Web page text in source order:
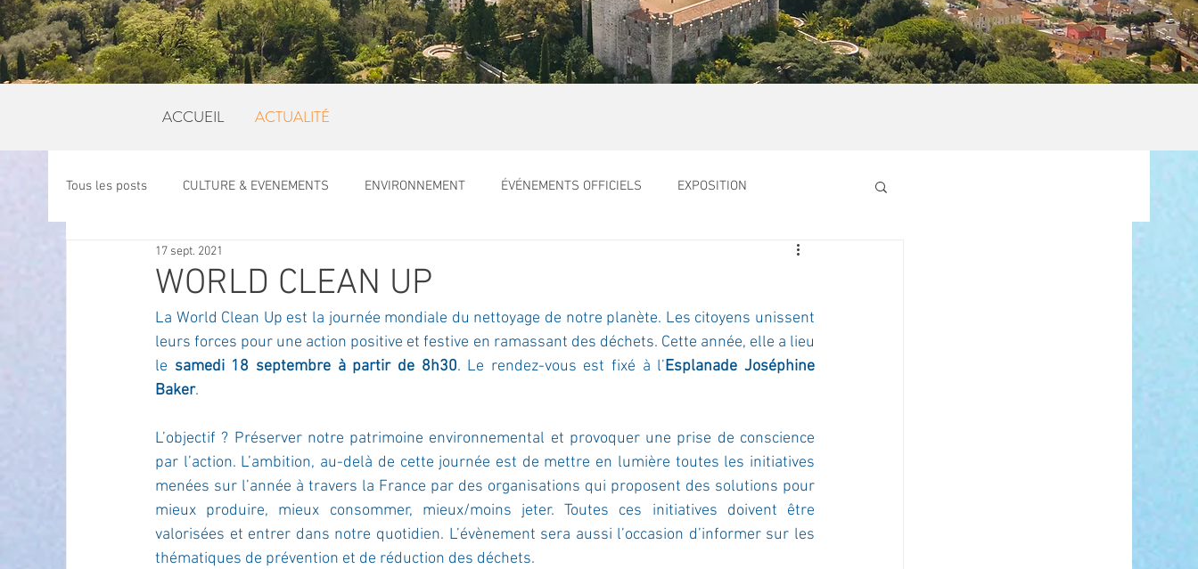
ACCUEIL ACTUALITÉ
Tous les posts CULTURE & EVENEMENTS ENVIRONNEMENT ÉVÉNEMENTS OFFICIELS EXPOSITION
OFFRES D'EMPLOI
ECO MOBILITE PETITE ENFANCE TOURISME ARCHIVES ET PATRIMOINE
Instruction Publique & Familles
FETES & MANIFESTATIONS SECURITE HANDICAP CENTRE DE LOISIRS PREVENTION DE LA DELINQUANCE
POLE CULTUREL AUGUSTE ESCOFFIER Science
WORLD CLEAN UP
17 sept. 2021
La World Clean Up est la journée mondiale du nettoyage de notre planète. Les citoyens unissent
leurs forces pour une action positive et festive en ramassant des déchets. Cette année, elle a lieu
le samedi 18 septembre à partir de 8h30. Le rendez-vous est fixé à l’Esplanade Joséphine
Baker.
L’objectif ? Préserver notre patrimoine environnemental et provoquer une prise de conscience
par l’action. L’ambition, au-delà de cette journée est de mettre en lumière toutes les initiatives
menées sur l’année à travers la France par des organisations qui proposent des solutions pour
mieux produire, mieux consommer, mieux/moins jeter. Toutes ces initiatives doivent être
valorisées et entrer dans notre quotidien. L’évènement sera aussi l’occasion d’informer sur les
thématiques de prévention et de réduction des déchets.